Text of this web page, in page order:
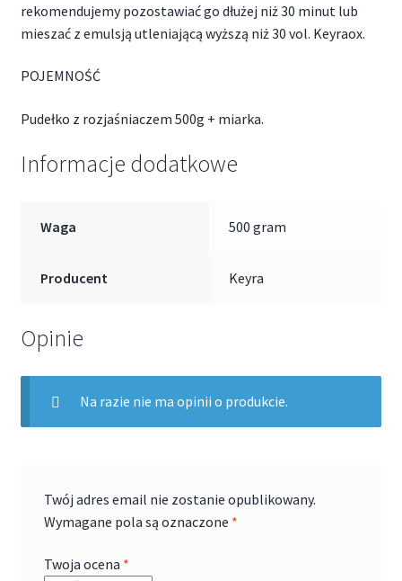
rekomendujemy pozostawiać go dłużej niż 30 minut lub
mieszać z emulsją utleniającą wyższą niż 30 vol. Keyraox.
POJEMNOŚĆ
Pudełko z rozjaśniaczem 500g + miarka.
Informacje dodatkowe
Waga 500 gram
Producent Keyra
Opinie
Na razie nie ma opinii o produkcie.
Twój adres email nie zostanie opublikowany.
Wymagane pola są oznaczone *
Twoja ocena *